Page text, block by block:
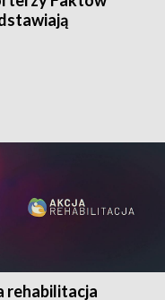
rehabilitacja